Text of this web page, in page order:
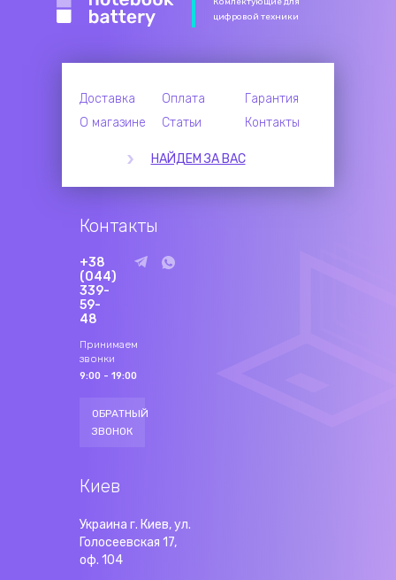
цифровой техники
Доставка Оплата
Гарантия
О магазине
Статьи Контакты
НАЙДЕМ ЗА ВАС
Контакты
+38
(044)
339-
59-
48
Принимаем
звонки
9:00 - 19:00
ОБРАТНЫЙ
ЗВОНОК
Киев
Украина г. Киев, ул.
Голосеевская 17,
оф. 104